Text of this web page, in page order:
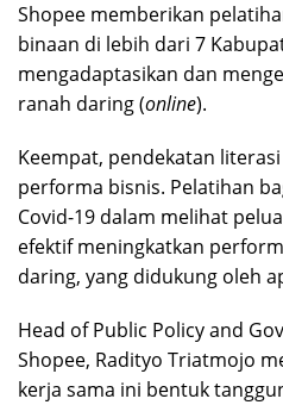
Shopee memberikan
binaan di lebih dari 7
mengadaptasikan dan
ranah daring (online).
Keempat, pendekatan
performa bisnis. Pelatihan
Covid-19 dalam melihat
efektif meningkatkan
daring, yang didukung oleh
Head of Public Policy and
Shopee, Radityo Triatmojo
kerja sama ini bentuk